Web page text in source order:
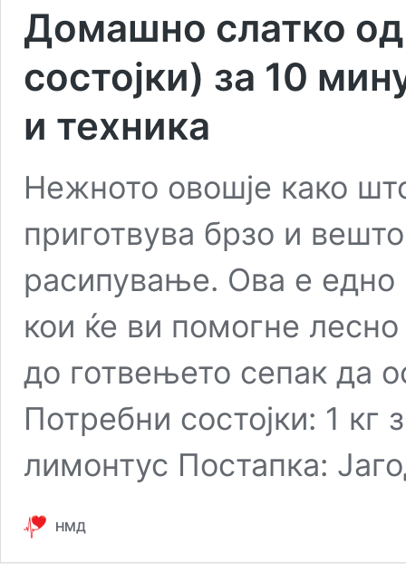
Домашно слатко
состојки) за 10
и техника
Нежното овошје како
приготвува брзо и
расипување. Ова е едно
кои ќе ви помогне
до готвењето сепак да
Потребни состојки: 1 кг
лимонтус Постапка:
НМД